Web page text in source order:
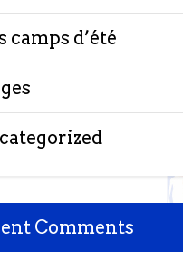
camps d’été
Comments